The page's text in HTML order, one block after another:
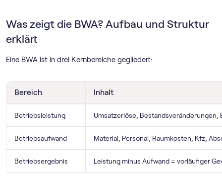
Was zeigt die BWA? Aufbau und Struktur
erklärt
Eine BWA ist in drei Kernbereiche gegliedert:
Bereich Inhalt
Betriebsleistung Umsatzerlöse, Bestandsveränderungen,
Betriebsaufwand Material, Personal, Raumkosten, Kfz,
Betriebsergebnis Leistung minus Aufwand = vorläufiger